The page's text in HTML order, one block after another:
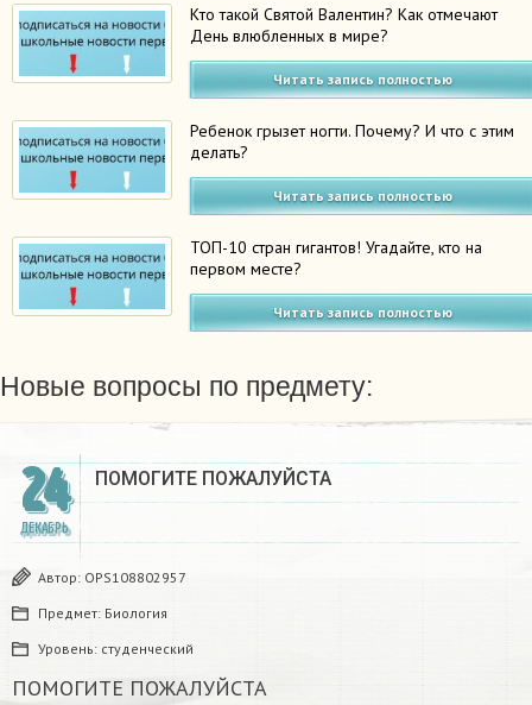
Кто такой Святой Валентин? Как отмечают
День влюбленных в мире?
Читать запись полностью
Ребенок грызет ногти. Почему? И что с этим
делать?
Читать запись полностью
ТОП-10 стран гигантов! Угадайте, кто на
первом месте?
Читать запись полностью
Новые вопросы по предмету:
24
ДЕКАБРЬ
ПОМОГИТЕ ПОЖАЛУЙСТА ​
Автор: OPS108802957
Предмет: Биология
Уровень: студенческий
ПОМОГИТЕ ПОЖАЛУЙСТА ​